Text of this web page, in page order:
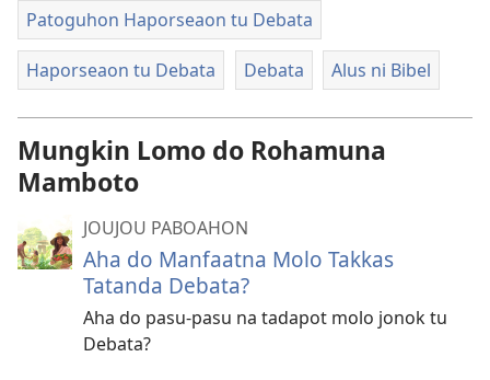
Patoguhon Haporseaon tu Debata
Haporseaon tu Debata Debata Alus ni Bibel
Mungkin Lomo do Rohamuna
Mamboto
JOUJOU PABOAHON
Aha do Manfaatna Molo Takkas
Tatanda Debata?
Aha do pasu-pasu na tadapot molo jonok tu
Debata?